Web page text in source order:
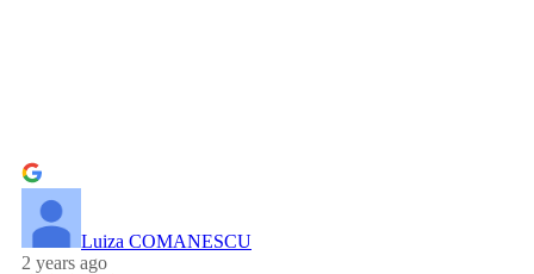
Luiza COMANESCU
2 years ago